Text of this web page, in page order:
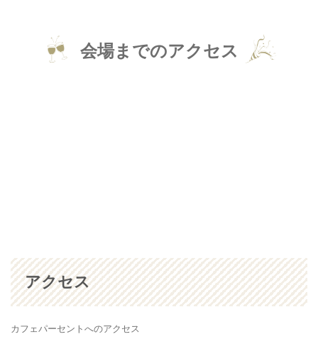
会場までのアクセス
アクセス
カフェパーセントへのアクセス